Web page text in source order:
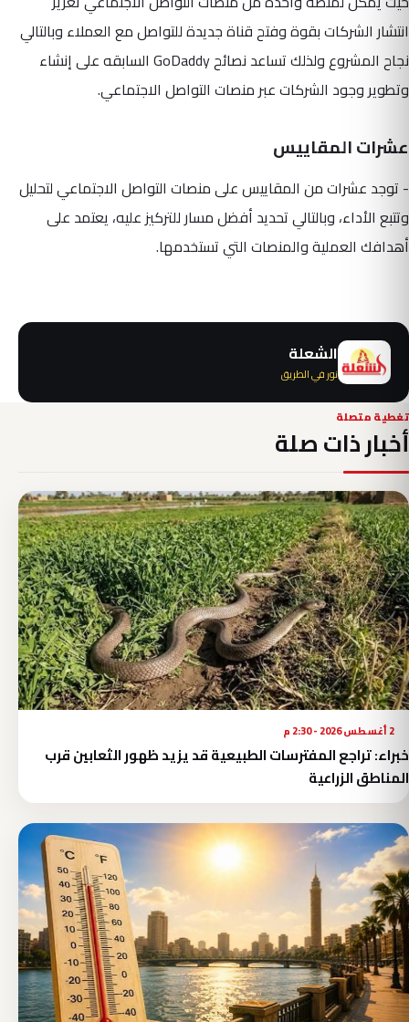
انتشار الشركات بقوة وفتح قناة جديدة للتواصل مع العملاء وبالتالي
نجاح المشروع ولذلك تساعد نصائح GoDaddy السابقه على إنشاء
وتطوير وجود الشركات عبر منصات التواصل الاجتماعي.
عشرات المقاييس
- توجد عشرات من المقاييس على منصات التواصل الاجتماعي لتحليل
وتتبع الأداء، وبالتالي تحديد أفضل مسار للتركيز عليه، يعتمد على
أهدافك العملية والمنصات التي تستخدمها.
الشعلة
نور في الطريق
تغطية متصلة
أخبار ذات صلة
2 أغسطس 2026 - 2:30 م
خبراء: تراجع المفترسات الطبيعية قد يزيد ظهور الثعابين قرب
المناطق الزراعية